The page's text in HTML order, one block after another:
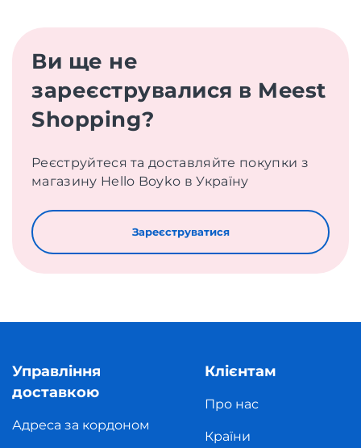
Ви ще не
зареєструвалися в Meest
Shopping?
Реєструйтеся та доставляйте покупки з
магазину Hello Boyko в Україну
Зареєструватися
Управління
доставкою
Адреса за кордоном
Клієнтам
Про нас
Країни